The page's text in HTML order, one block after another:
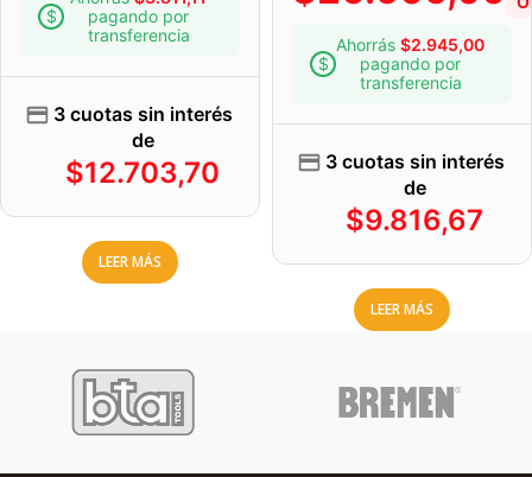
pagando por
transferencia
3 cuotas sin interés
de
$12.703,70
LEER MÁS
Ahorrás $2.945,00
pagando por
transferencia
3 cuotas sin interés
de
$9.816,67
LEER MÁS